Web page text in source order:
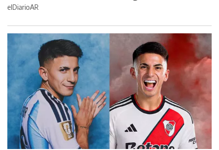
elDiarioAR